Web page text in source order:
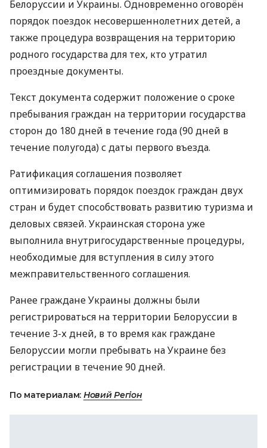
Белоруссии и Украины. Одновременно оговорён
порядок поездок несовершеннолетних детей, а
также процедура возвращения на территорию
родного государства для тех, кто утратил
проездные документы.
Текст документа содержит положение о сроке
пребывания граждан на территории государства
сторон до 180 дней в течение года (90 дней в
течение полугода) с даты первого въезда.
Ратификация соглашения позволяет
оптимизировать порядок поездок граждан двух
стран и будет способствовать развитию туризма и
деловых связей. Украинская сторона уже
выполнила внутригосударственные процедуры,
необходимые для вступления в силу этого
межправительственного соглашения.
Ранее граждане Украины должны были
регистрироваться на территории Белоруссии в
течение 3-х дней, в то время как граждане
Белоруссии могли пребывать на Украине без
регистрации в течение 90 дней.
По материалам: Новий Регіон